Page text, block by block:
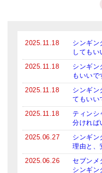
スティック・マレット・リ
アマナマナのティンシャ
プレミアム・ティンシャ
ベーシック・ティンシャ
ティンシャケース
チベット・真マントラ香
お香定期購入（ラクとく
2025.11.18
シンギン
してもい
2025.11.18
シンギン
もいいで
2025.11.18
シンギン
てもいい
2025.11.18
ティンシ
分ければ
2025.06.27
シンギン
理由と、
2025.06.26
セブンメ
シンギン